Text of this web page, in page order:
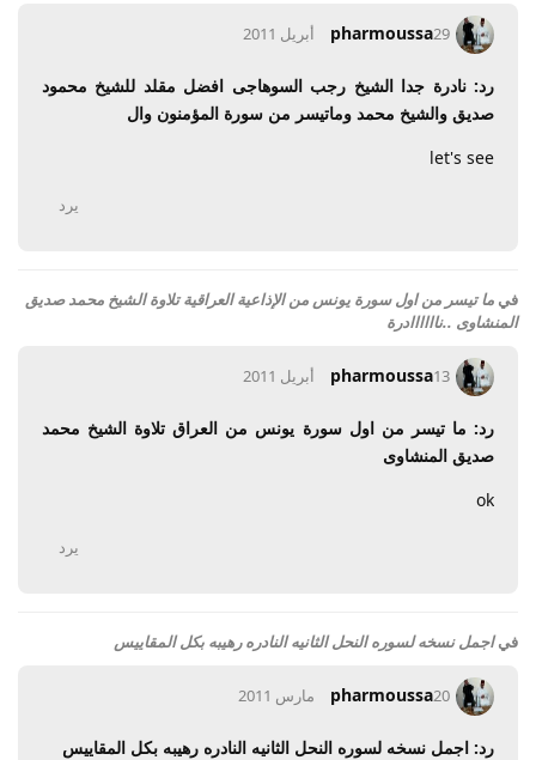
pharmoussa29 أبريل 2011
رد: نادرة جدا الشيخ رجب السوهاجى افضل مقلد للشيخ محمود
صديق والشيخ محمد وماتيسر من سورة المؤمنون وال
let's see
يرد
في ما تيسر من اول سورة يونس من الإذاعية العراقية تلاوة الشيخ محمد صديق
المنشاوى ..ناااااادرة
pharmoussa13 أبريل 2011
رد: ما تيسر من اول سورة يونس من العراق تلاوة الشيخ محمد
صديق المنشاوى
ok
يرد
فياجمل نسخه لسوره النحل الثانيه النادره رهيبه بكل المقاييس
pharmoussa20 مارس 2011
رد: اجمل نسخه لسوره النحل الثانيه النادره رهيبه بكل المقاييس